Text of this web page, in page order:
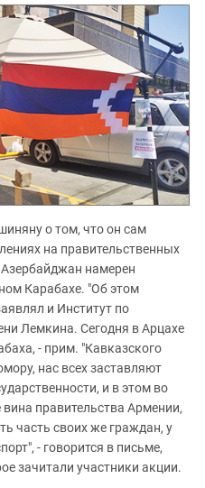
о том, что он сам
на правительственных
намерен
Карабахе. "Об этом
и Институт по
Лемкина. Сегодня в Арцахе
- прим. "Кавказского
нас всех заставляют
и в этом во
вина правительства Армении,
часть своих же граждан, у
- говорится в письме,
зачитали участники акции.